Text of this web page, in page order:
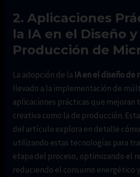
2. Aplicaciones
la IA en el Diseño y
Producción de
La adopción de la IA en el diseño de
llevado a la implementación de
aplicaciones prácticas que mejoran
creativa como la de producción.
del artículo explora en detalle
utilizando estas tecnologías para
etapa del proceso, optimizando el
reduciendo el consumo energético